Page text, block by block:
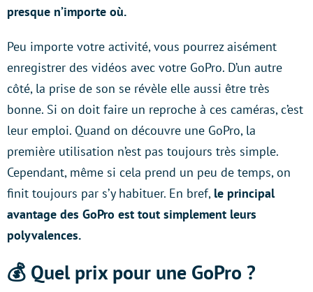
presque n’importe où.
Peu importe votre activité, vous pourrez aisément
enregistrer des vidéos avec votre GoPro. D’un autre
côté, la prise de son se révèle elle aussi être très
bonne. Si on doit faire un reproche à ces caméras, c’est
leur emploi. Quand on découvre une GoPro, la
première utilisation n’est pas toujours très simple.
Cependant, même si cela prend un peu de temps, on
finit toujours par s’y habituer. En bref, le principal
avantage des GoPro est tout simplement leurs
polyvalences.
💰 Quel prix pour une GoPro ?